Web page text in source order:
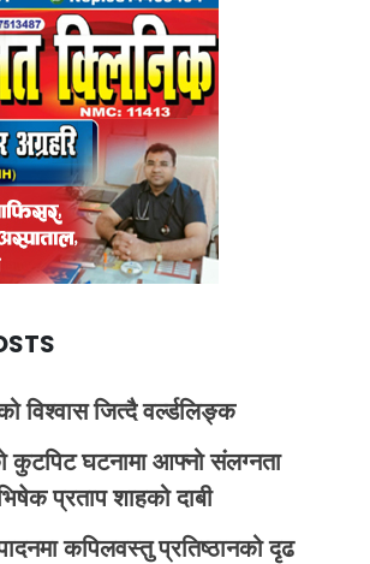
विश्वास जित्दै वर्ल्डलिङ्क
कुटपिट घटनामा आफ्नो संलग्नता
प्रताप शाहको दाबी
कपिलवस्तु प्रतिष्ठानको दृढ